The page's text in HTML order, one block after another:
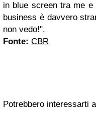
in blue screen tra me
business è davvero
non vedo!".
Fonte: CBR
Potrebbero interessarti